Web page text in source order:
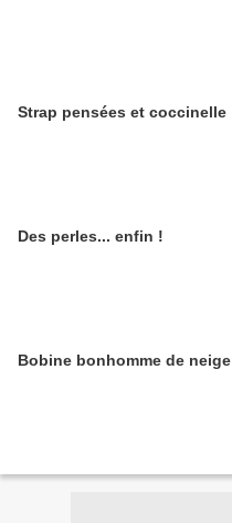
Strap pensées et coccinelle
Des perles... enfin !
Bobine bonhomme de neige